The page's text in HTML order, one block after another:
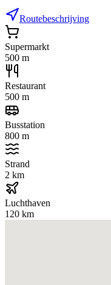
Routebeschrijving
Supermarkt
500 m
Restaurant
500 m
Busstation
800 m
Strand
2 km
Luchthaven
120 km